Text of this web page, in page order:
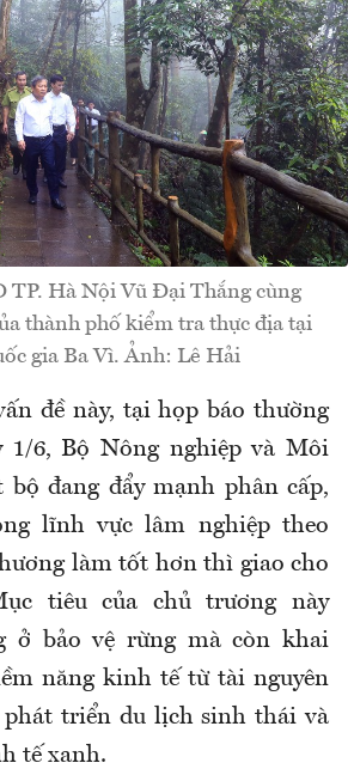
TP. Hà Nội Vũ Đại Thắng cùng
thành phố kiểm tra thực địa tại
gia Ba Vì. Ảnh: Lê Hải
đề này, tại họp báo thường
1/6, Bộ Nông nghiệp và Môi
bộ đang đẩy mạnh phân cấp,
lĩnh vực lâm nghiệp theo
làm tốt hơn thì giao cho
tiêu của chủ trương này
ở bảo vệ rừng mà còn khai
năng kinh tế từ tài nguyên
phát triển du lịch sinh thái và
tế xanh.